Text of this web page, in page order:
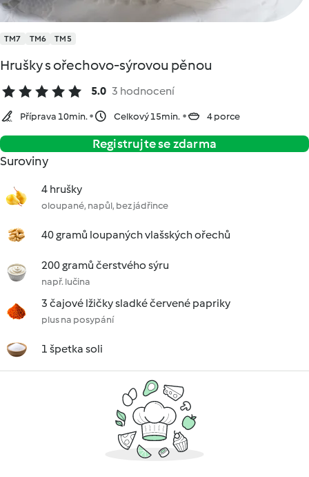
TM7 TM6 TM5
Hrušky s ořechovo-sýrovou pěnou
5.0 3 hodnocení
Příprava 10min. Celkový 15min. 4 porce
Registrujte se zdarma
Suroviny
4 hrušky
oloupané, napůl, bez jádřince
40 gramů loupaných vlašských ořechů
200 gramů čerstvého sýru
např. lučina
3 čajové lžičky sladké červené papriky
plus na posypání
1 špetka soli